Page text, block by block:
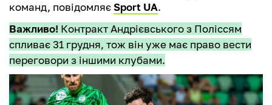
команд, повідомляє Sport UA.
Важливо! Контракт Андрієвського з Поліссям
спливає 31 грудня, тож він уже має право вести
переговори з іншими клубами.